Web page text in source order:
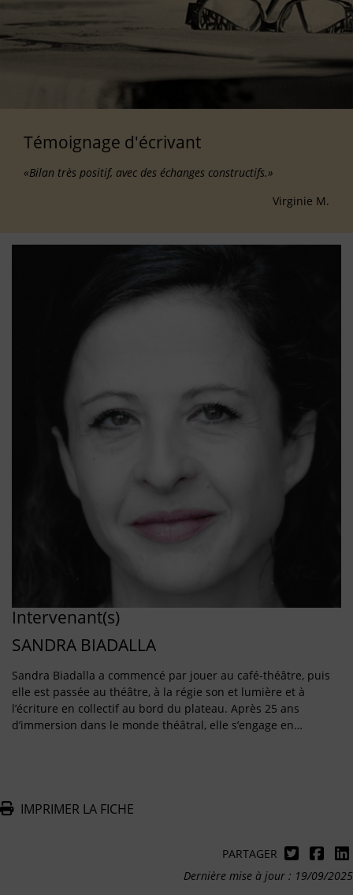
Témoignage d'écrivant
«Bilan très positif, avec des échanges constructifs.»
Virginie M.
Intervenant(s)
SANDRA BIADALLA
Sandra Biadalla a commencé par jouer au café-théâtre, puis
elle est passée au théâtre, à la régie son et lumière et à
l’écriture en collectif au bord du plateau. Après 25 ans
d’immersion dans le monde théâtral, elle s’engage en…
IMPRIMER LA FICHE
PARTAGER
Dernière mise à jour : 19/09/2025